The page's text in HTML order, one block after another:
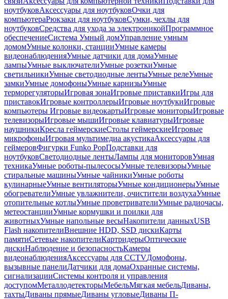
ноутбуковАксессуары для ноутбуковОчки для
компьютераРюкзаки для ноутбуковСумки, чехлы для
ноутбуковСредства для ухода за электроникойПрограммное
обеспечениеСистема Умный домУправление умным
домомУмные колонки, станцииУмные камеры
видеонаблюденияУмные датчики для домаУмные
лампыУмные выключателиУмные розеткиУмные
светильникиУмные светодиодные лентыУмные релеУмные
замкиУмные домофоныУмные карнизыУмные
терморегуляторыИгровая зонаИгровые приставкиИгры для
приставокИгровые контроллерыИгровые ноутбукиИгровые
компьютеры Игровые видеокартыИгровые мониторыИгровые
телевизорыИгровые мышиИгровые клавиатурыИгровые
наушникиКресла геймерскиеСтолы геймерскиеИгровые
микрофоныИгровая мультимедиа акустикаАксессуары для
геймеровФигурки Funko PopПодставки для
ноутбуковСветодиодные лентыЛампы для мониторовУмная
техникаУмные роботы-пылесосыУмные телевизорыУмные
стиральные машиныУмные чайникиУмные роботы
кулинарныеУмные вентиляторыУмные кондиционерыУмные
обогревателиУмные увлажнители, очистители воздухаУмные
отопительные котлыУмные проветривателиУмные радиочасы,
метеостанцииУмные кормушки и поилки для
животныхУмные напольные весыНакопители данныхUSB
Flash накопителиВнешние HDD, SSD дискиКарты
памятиСетевые накопителиКартридерыОптические
дискиНаблюдение и безопасностьКамеры
видеонаблюденияАксессуары для CCTVДомофоны,
вызывные панелиДатчики для домаОхранные системы,
сигнализацииСистемы контроля и управления
доступомМеталлодетекторыМебельМягкая мебельДиваны,
тахтыДиваны прямыеДиваны угловыеДиваны П-